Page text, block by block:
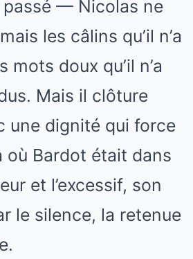
passé — Nicolas ne
les câlins qu’il n’a
mots doux qu’il n’a
Mais il clôture
une dignité qui force
où Bardot était dans
et l’excessif, son
le silence, la retenue